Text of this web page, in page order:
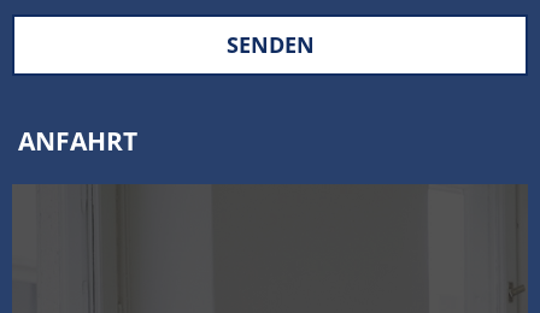
SENDEN
ANFAHRT